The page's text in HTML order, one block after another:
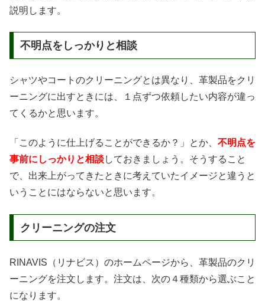
説明します。
不明点をしっかりと相談
シャツやコートのクリーニングとは異なり、革製品をクリ
ーニングに出すときには、１点ずつ依頼したい内容が違っ
てくるかと思います。
「このように仕上げることができるか？」とか、 不明点を
事前にしっかりと相談しておきましょう。そうすること
で、出来上がってきたときに考えていたイメージと違うと
いうことにはならないと思います。
クリーニングの注文
RINAVIS（リナビス）のホームページから、革製品のクリ
ーニングを注文します。注文は、次の４種類から選ぶこと
になります。